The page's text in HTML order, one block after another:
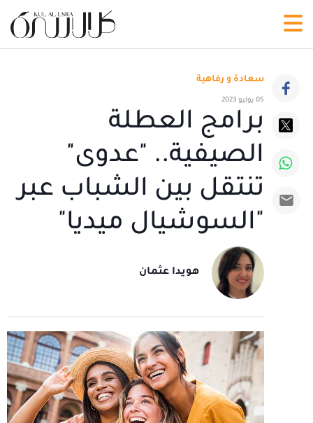
سعادة و رفاهية
05 يوليو 2023
برامج العطلة
الصيفية.. "عدوى"
تنتقل بين الشباب عبر
"السوشيال ميديا"
هويدا عثمان